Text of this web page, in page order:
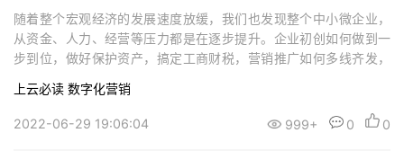
证
实
验
的
收
持
建
议
随着整个宏观经济的发展速度放缓，我们也发现整个中小微企业，
从资金、人力、经营等压力都是在逐步提升。企业初创如何做到一
步到位，做好保护资产，搞定工商财税，营销推广如何多线齐发，
为你一一揭晓。
上云必读 数字化营销
2022-06-29 19:06:04 999+ 0 0